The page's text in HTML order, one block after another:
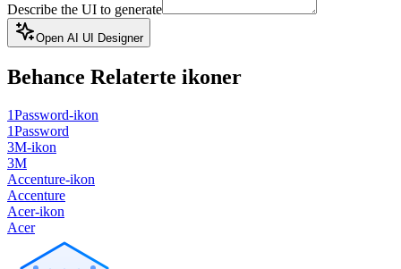
Describe the UI to generate
Open AI UI Designer
Behance Relaterte ikoner
1Password-ikon
1Password
3M-ikon
3M
Accenture-ikon
Accenture
Acer-ikon
Acer